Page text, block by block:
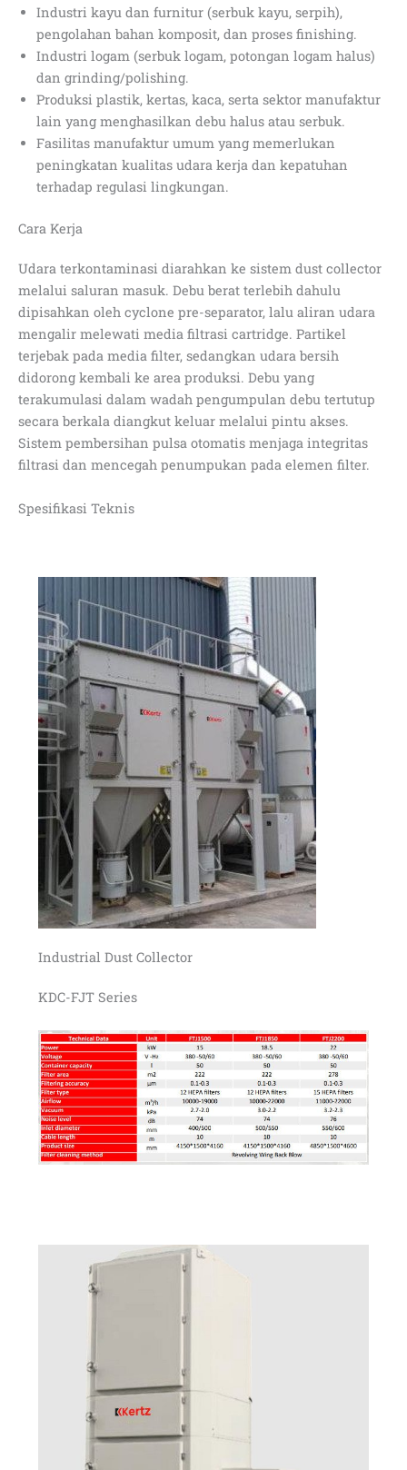
Industri kayu dan furnitur (serbuk kayu, serpih),
pengolahan bahan komposit, dan proses finishing.
Industri logam (serbuk logam, potongan logam halus)
dan grinding/polishing.
Produksi plastik, kertas, kaca, serta sektor manufaktur
lain yang menghasilkan debu halus atau serbuk.
Fasilitas manufaktur umum yang memerlukan
peningkatan kualitas udara kerja dan kepatuhan
terhadap regulasi lingkungan.
Cara Kerja
Udara terkontaminasi diarahkan ke sistem dust collector
melalui saluran masuk. Debu berat terlebih dahulu
dipisahkan oleh cyclone pre-separator, lalu aliran udara
mengalir melewati media filtrasi cartridge. Partikel
terjebak pada media filter, sedangkan udara bersih
didorong kembali ke area produksi. Debu yang
terakumulasi dalam wadah pengumpulan debu tertutup
secara berkala diangkut keluar melalui pintu akses.
Sistem pembersihan pulsa otomatis menjaga integritas
filtrasi dan mencegah penumpukan pada elemen filter.
Spesifikasi Teknis
Industrial Dust Collector
KDC-FJT Series